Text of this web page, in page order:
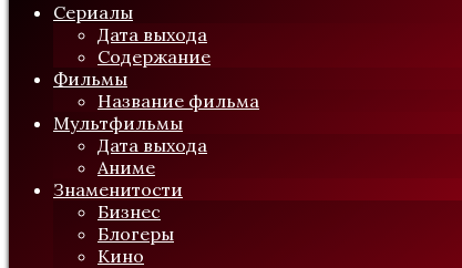
Сериалы
Дата выхода
Содержание
Фильмы
Название фильма
Мультфильмы
Дата выхода
Аниме
Знаменитости
Бизнес
Блогеры
Кино